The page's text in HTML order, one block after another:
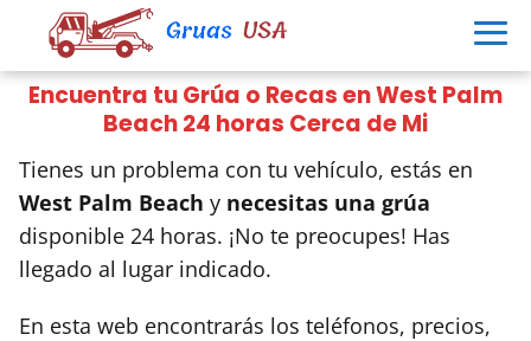
Encuentra tu Grúa o Recas en West Palm
Beach 24 horas Cerca de Mi
Tienes un problema con tu vehículo, estás en
West Palm Beach y necesitas una grúa
disponible 24 horas. ¡No te preocupes! Has
llegado al lugar indicado.
En esta web encontrarás los teléfonos, precios,